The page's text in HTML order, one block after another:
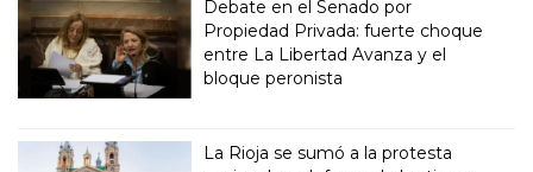
Debate en el Senado por
Propiedad Privada: fuerte choque
entre La Libertad Avanza y el
bloque peronista
La Rioja se sumó a la protesta